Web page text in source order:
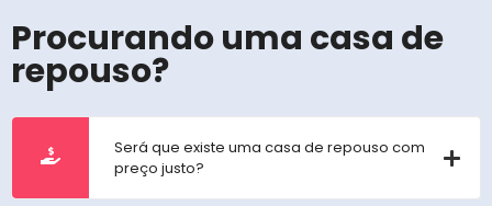
Procurando uma casa de
repouso?
Será que existe uma casa de repouso com
preço justo?